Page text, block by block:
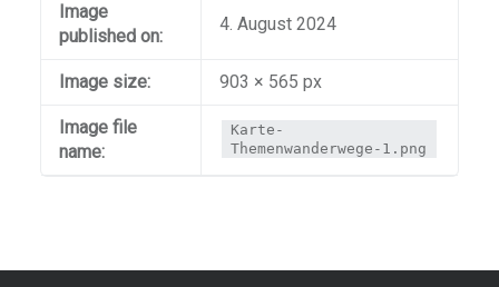
Image
published on:
4. August 2024
Image size: 903 × 565 px
Image file
name:
Karte-
Themenwanderwege-1.png